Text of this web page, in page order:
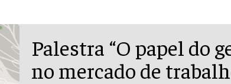
Palestra “O papel do
no mercado de